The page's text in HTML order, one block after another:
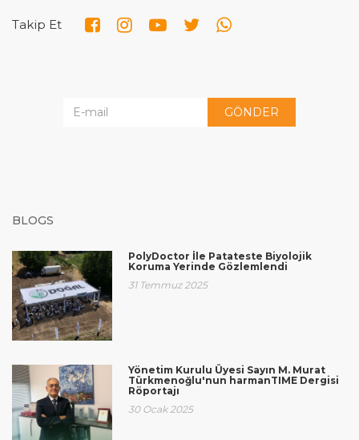
Takip Et
GÖNDER
BLOGS
PolyDoctor İle Patateste Biyolojik
Koruma Yerinde Gözlemlendi
31 Temmuz 2025
Yönetim Kurulu Üyesi Sayın M. Murat
Türkmenoğlu'nun harmanTIME Dergisi
Röportajı
30 Ocak 2025